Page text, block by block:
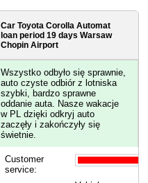
Car Toyota Corolla Automat
loan period 19 daysWarsaw
Chopin Airport
Wszystko odbyło się sprawnie,
auto czyste odbiór z lotniska
szybki, bardzo sprawne
oddanie auta. Nasze wakacje
w PL dzięki odkryj auto
zaczęły i zakończyły się
świetnie.
Customer
service: